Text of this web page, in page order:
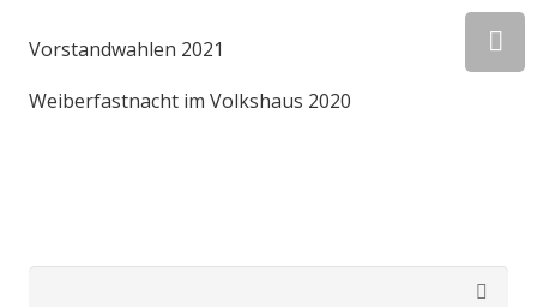
Vorstandwahlen 2021
Weiberfastnacht im Volkshaus 2020